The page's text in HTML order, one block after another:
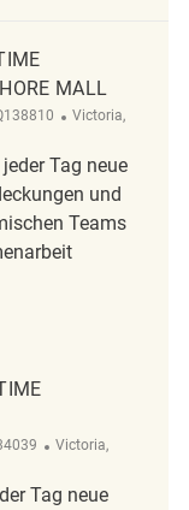
MALL
Ort
Victoria,
Tag neue
und
Teams
HomeSense –
Ort
Victoria,
Tag neue